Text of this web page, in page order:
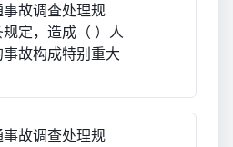
事故调查处理规
定，造成（ ）人
故构成特别重大
事故调查处理规